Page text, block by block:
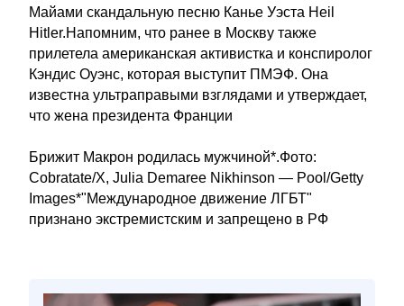
Майами скандальную песню Канье Уэста Heil
Hitler.Напомним, что ранее в Москву также
прилетела американская активистка и конспиролог
Кэндис Оуэнс, которая выступит ПМЭФ. Она
известна ультраправыми взглядами и утверждает,
что жена президента Франции
Брижит Макрон родилась мужчиной*.Фото:
Cobratate/X, Julia Demaree Nikhinson — Pool/Getty
Images*"Международное движение ЛГБТ"
признано экстремистским и запрещено в РФ